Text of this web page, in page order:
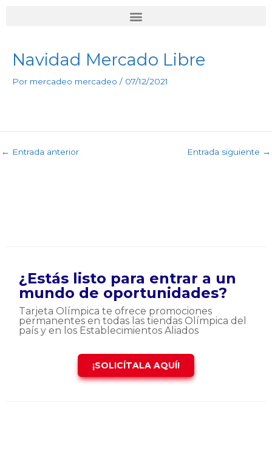
Navidad Mercado Libre
Por mercadeo mercadeo / 07/12/2021
← Entrada anterior Entrada siguiente →
¿Estás listo para entrar a un
mundo de oportunidades?
Tarjeta Olímpica te ofrece promociones
permanentes en todas las tiendas Olímpica del
país y en los Establecimientos Aliados
¡SOLICÍTALA AQUÍ!